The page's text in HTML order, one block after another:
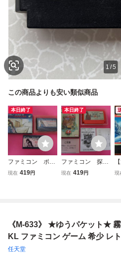
1 /5
この商品よりも安い類似商品
本日終了
ファミコン ポー
トピア連続殺人事
現在 419円
本日終了
ファミコン 探偵
神宮寺三郎 横浜港
現在 419円 現
《M-633》 ★ゆうパケット★
KL ファミコン ゲーム 希少 レ
任天堂